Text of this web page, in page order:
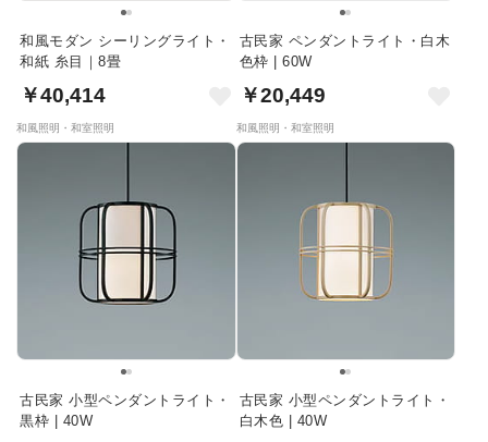
和風モダン シーリングライト・
和紙 糸目｜8畳
￥40,414
和風照明・和室照明
古民家 ペンダントライト・白木
色枠 | 60W
￥20,449
和風照明・和室照明
古民家 小型ペンダントライト・
黒枠 | 40W
古民家 小型ペンダントライト・
白木色 | 40W